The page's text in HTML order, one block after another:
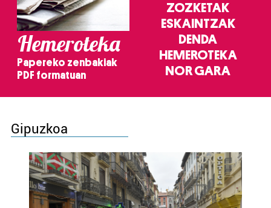
Hemeroteka
Papereko zenbakiak
PDF formatuan
ZOZKETAK
ESKAINTZAK
DENDA
HEMEROTEKA
NOR GARA
Gipuzkoa